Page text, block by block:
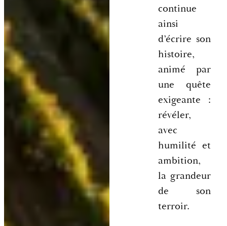
continue
ainsi
d’écrire son
histoire,
animé par
une quête
exigeante :
révéler,
avec
humilité et
ambition,
la grandeur
de son
terroir.